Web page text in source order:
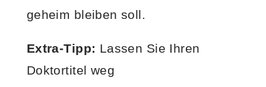
geheim bleiben soll.
Extra-Tipp: Lassen Sie Ihren
Doktortitel weg